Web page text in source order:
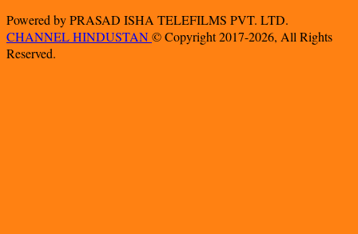
Powered by PRASAD ISHA TELEFILMS PVT. LTD.
CHANNEL HINDUSTAN© Copyright 2017-2026, All Rights
Reserved.